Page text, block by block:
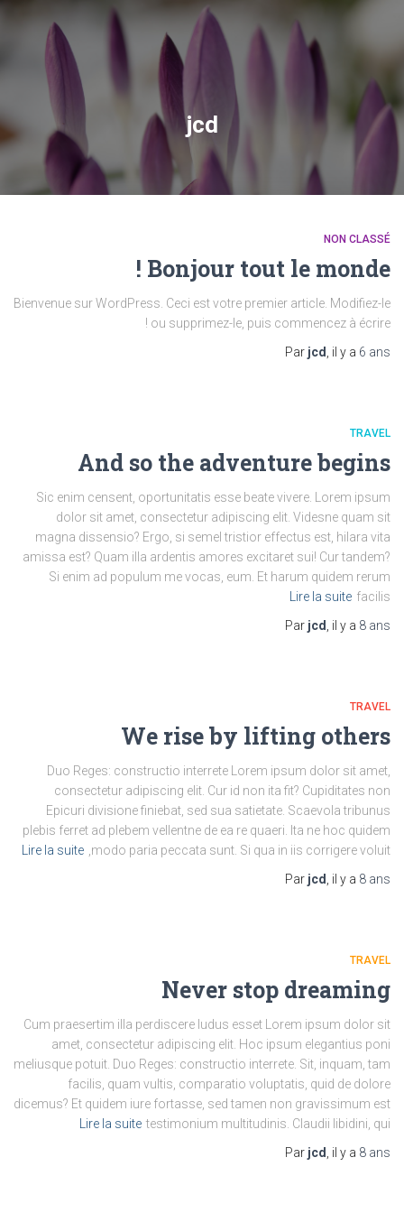
jcd
NON CLASSÉ
Bonjour tout le monde !
Bienvenue sur WordPress. Ceci est votre premier article. Modifiez-le
ou supprimez-le, puis commencez à écrire !
Par jcd , il y a 6 ans
TRAVEL
And so the adventure begins
Sic enim censent, oportunitatis esse beate vivere. Lorem ipsum
dolor sit amet, consectetur adipiscing elit. Videsne quam sit
magna dissensio? Ergo, si semel tristior effectus est, hilara vita
amissa est? Quam illa ardentis amores excitaret sui! Cur tandem?
Si enim ad populum me vocas, eum. Et harum quidem rerum
facilis
Lire la suite
Par jcd , il y a 8 ans
TRAVEL
We rise by lifting others
Duo Reges: constructio interrete Lorem ipsum dolor sit amet,
consectetur adipiscing elit. Cur id non ita fit? Cupiditates non
Epicuri divisione finiebat, sed sua satietate. Scaevola tribunus
plebis ferret ad plebem vellentne de ea re quaeri. Ita ne hoc quidem
modo paria peccata sunt. Si qua in iis corrigere voluit,
Lire la suite
Par jcd , il y a 8 ans
TRAVEL
Never stop dreaming
Cum praesertim illa perdiscere ludus esset Lorem ipsum dolor sit
amet, consectetur adipiscing elit. Hoc ipsum elegantius poni
meliusque potuit. Duo Reges: constructio interrete. Sit, inquam, tam
facilis, quam vultis, comparatio voluptatis, quid de dolore
dicemus? Et quidem iure fortasse, sed tamen non gravissimum est
testimonium multitudinis. Claudii libidini, qui
Lire la suite
Par jcd , il y a 8 ans